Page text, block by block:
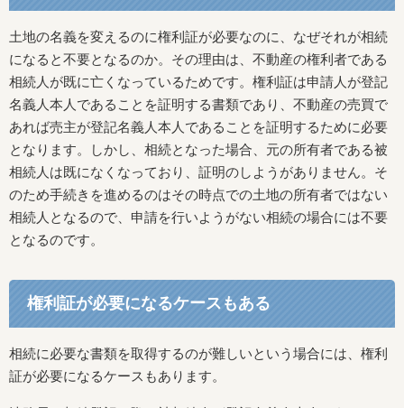
土地の名義を変えるのに権利証が必要なのに、なぜそれが相続
になると不要となるのか。その理由は、不動産の権利者である
相続人が既に亡くなっているためです。権利証は申請人が登記
名義人本人であることを証明する書類であり、不動産の売買で
あれば売主が登記名義人本人であることを証明するために必要
となります。しかし、相続となった場合、元の所有者である被
相続人は既になくなっており、証明のしようがありません。そ
のため手続きを進めるのはその時点での土地の所有者ではない
相続人となるので、申請を行いようがない相続の場合には不要
となるのです。
権利証が必要になるケースもある
相続に必要な書類を取得するのが難しいという場合には、権利
証が必要になるケースもあります。